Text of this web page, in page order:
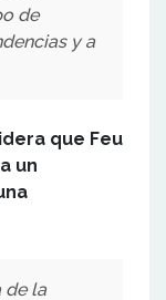
de
y a
que Feu
un
de la